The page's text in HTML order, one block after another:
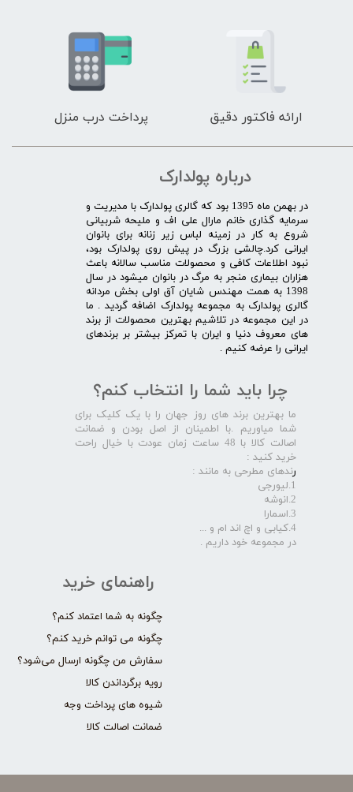
ارائه فاکتور دقیق پرداخت درب منزل
درباره پولدارک
در بهمن ماه 1395 بود که گالری پولدارک با مدیریت و
سرمایه گذاری خانم مارال علی اف و ملیحه شربیانی
شروع به کار در زمینه لباس زیر زنانه برای بانوان
ایرانی کرد.چالشی بزرگ در پیش روی پولدارک بود،
نبود اطلاعات کافی و محصولات مناسب سالانه باعث
هزاران بیماری منجر به مرگ در بانوان میشود در سال
1398 به همت مهندس شایان آق اولی بخش مردانه
گالری پولدارک به مجموعه پولدارک اضافه گردید . ما
در این مجموعه در تلاشیم بهترین محصولات از برند
های معروف دنیا و ایران با تمرکز بیشتر بر برندهای
ایرانی را عرضه کنیم .​​​​​​​
راهنمای خرید
چگونه به شما اعتماد کنم؟
چگونه می توانم خرید کنم؟
سفارش من چگونه ارسال می‌شود؟
رویه برگرداندن کالا
شیوه های پرداخت وجه
ضمانت اصالت کالا
چرا باید شما را انتخاب کنم؟
ما بهترین برند های روز جهان را با یک کلیک برای
شما میاوریم .با اطمینان از اصل بودن و ضمانت
اصالت کالا با 48 ساعت زمان عودت با خیال راحت
خرید کنید :
رندهای مطرحی به مانند :
1.لیورجی
2.انوشه
3.اسمارا
4.کیابی و اچ اند ام و ...
در مجموعه خود داریم .​​​​​​​